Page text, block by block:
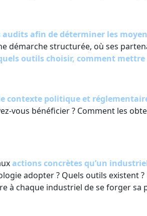
audits afin de déterminer les
démarche structurée, où ses
outils choisir, comment
contexte politique et
vous bénéficier ? Comment les
actions concrètes qu’un
adopter ? Quels outils existent
à chaque industriel de se forger sa